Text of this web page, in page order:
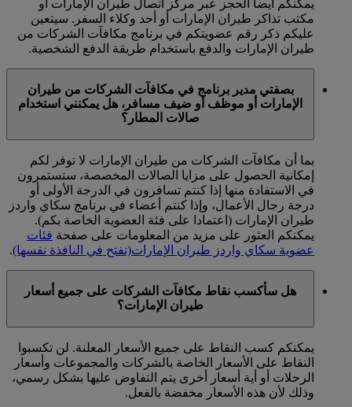
يمكنكم أيضا الحجز عبر مركز اتصال طيران الإمارات أو
مكتب تذاكر طيران الإمارات أو أحد وكلاء السفر. سيتعين
عليكم ذكر رقم عضويتكم في برنامج مكافآت الشركات من
طيران الإمارات والدفع باستخدام طريقة الدفع الشخصية.
بصفتي مدير برنامج في مكافآت الشركات من طيران
الإمارات أو موظف أو ضيف مسافر، هل يمكنني استخدام
صالات المطار؟
بما أن مكافآت الشركات من طيران الإمارات لا توفر لكم
إمكانية الحصول على مزايا الصالات المخصصة، ستستمرون
في الاستفادة منها إذا كنتم تسافرون في الدرجة الأولى أو
درجة رجال الأعمال، وإذا كنتم أعضاء في برنامج سكاي واردز
طيران الإمارات (اعتمادا على فئة العضوية الخاصة بكم).
يمكنكم العثور على مزيد من المعلومات على صفحة فئات
عضوية سكاي واردز طيران الإمارات(تفتح في النافذة نفسها).
هل سأكسب نقاط مكافآت الشركات على جميع أسعار
طيران الإمارات؟
يمكنكم كسب النقاط على جميع الأسعار المعلنة. لن تكسبوا
النقاط على الأسعار الخاصة بالشركات والمجموعات وأسعار
الرحلات أو أية أسعار أخرى يتم التفاوض عليها بشكل رسمي،
وذلك لأن هذه الأسعار مخفضة بالفعل.